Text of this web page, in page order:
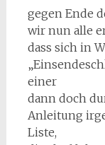
gegen Ende
wir nun alle
dass sich in
einer
dann doch
Anleitung
Liste,